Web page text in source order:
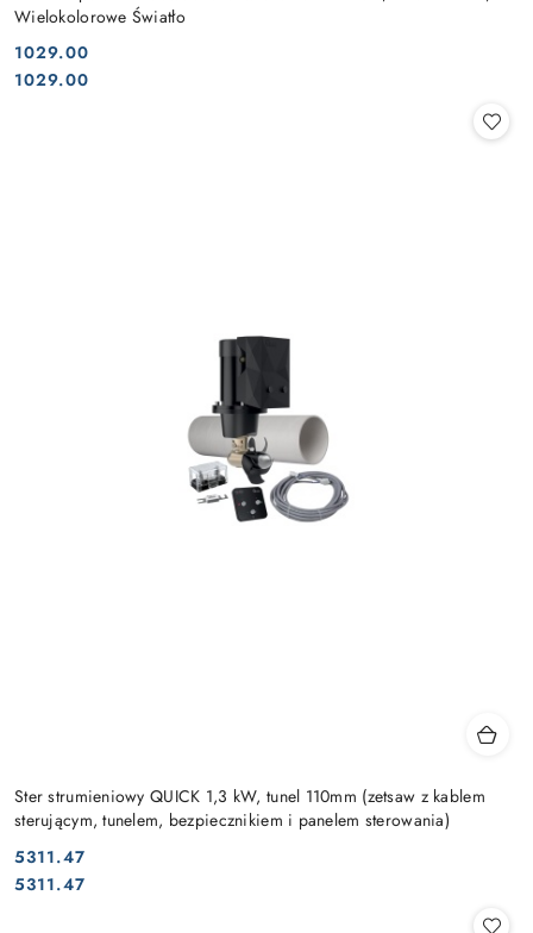
Wielokolorowe Światło
Cena:
1029.00
Cena:
1029.00
Ster strumieniowy QUICK 1,3 kW, tunel 110mm (zetsaw z kablem
sterującym, tunelem, bezpiecznikiem i panelem sterowania)
Cena:
5311.47
Cena:
5311.47